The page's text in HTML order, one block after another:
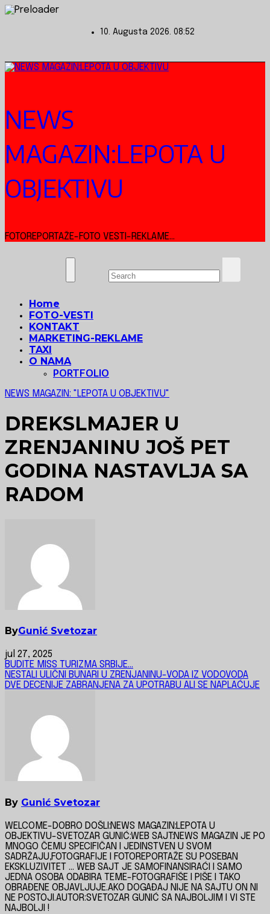
10. Augusta 2026. 08:52
NEWS
MAGAZIN:LEPOTA U
OBJEKTIVU
FOTOREPORTAŽE-FOTO VESTI-REKLAME...
Home
FOTO-VESTI
KONTAKT
MARKETING-REKLAME
TAXI
O NAMA
PORTFOLIO
NEWS MAGAZIN: "LEPOTA U OBJEKTIVU"
DREKSLMAJER U
ZRENJANINU JOŠ PET
GODINA NASTAVLJA SA
RADOM
ByGunić Svetozar
jul 27, 2025
Navigacija
članaka
BUDITE MISS TURIZMA SRBIJE…
NESTALI ULIČNI BUNARI U ZRENJANINU-VODA IZ VODOVODA
DVE DECENIJE ZABRANJENA ZA UPOTRABU ALI SE NAPLAĆUJE
By Gunić Svetozar
WELCOME-DOBRO DOŠLI:NEWS MAGAZIN:LEPOTA U
OBJEKTIVU-SVETOZAR GUNIĆ:WEB SAJT:NEWS MAGAZIN JE PO
MNOGO ČEMU SPECIFIČAN I JEDINSTVEN U SVOM
SADRŽAJU,FOTOGRAFIJE I FOTOREPORTAŽE SU POSEBAN
EKSKLUZIVITET ... WEB SAJT JE SAMOFINANSIRAĆI I SAMO
JEDNA OSOBA ODABIRA TEME-FOTOGRAFIŠE I PIŠE I TAKO
OBRAĐENE OBJAVLJUJE.AKO DOGAĐAJ NIJE NA SAJTU ON NI
NE POSTOJI.AUTOR:SVETOZAR GUNIĆ SA NAJBOLJIM I VI STE
NAJBOLJI !